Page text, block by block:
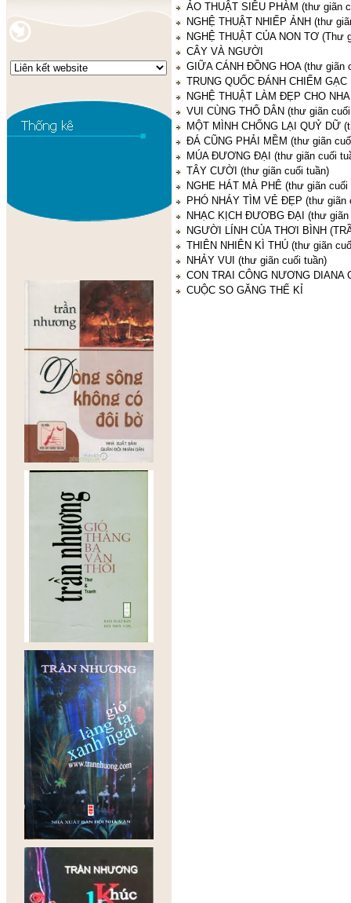
ẢO THUẬT SIÊU PHÀM (thư giãn
NGHỆ THUẬT NHIẾP ẢNH (thư
NGHỆ THUẬT CỦA NON TƠ (Thư
CÂY VÀ NGƯỜI
GIỮA CÁNH ĐỒNG HOA (thư giãn
TRUNG QUỐC ĐÁNH CHIẾM GẠC
NGHỆ THUẬT LÀM ĐẸP CHO
VUI CÙNG THỔ DÂN (thư giãn
MỘT MÌNH CHỐNG LẠI QUỶ DỮ
ĐÁ CŨNG PHẢI MỀM (thư giãn
MÚA ĐƯƠNG ĐẠI (thư giãn cuối
TÂY CƯỜI (thư giãn cuối tuần)
NGHE HÁT MÀ PHÊ (thư giãn cuối
PHÓ NHÁY TÌM VẺ ĐẸP (thư giãn
NHẠC KỊCH ĐƯƠBG ĐẠI (thư giãn
NGƯỜI LÍNH CỦA THƠI BÌNH
THIÊN NHIÊN KÌ THÚ (thư giãn
NHẢY VUI (thư giãn cuối tuần)
CON TRAI CÔNG NƯƠNG DIANA
CUỘC SO GĂNG THẾ KỈ